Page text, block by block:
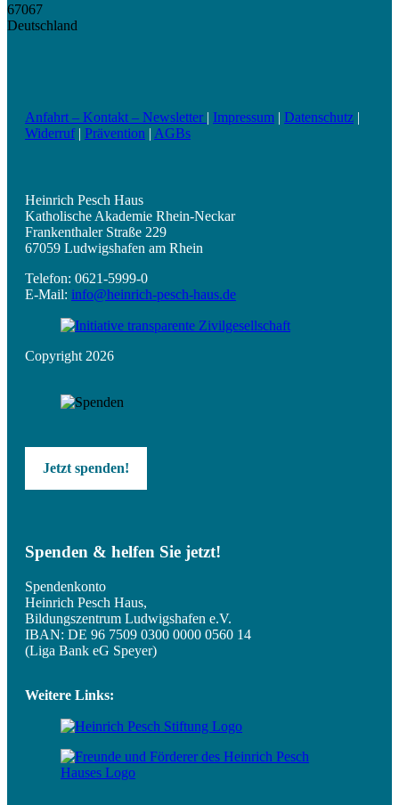
67067
Deutschland
Anfahrt – Kontakt – Newsletter | Impressum | Datenschutz |
Widerruf| Prävention | AGBs
Heinrich Pesch Haus
Katholische Akademie Rhein-Neckar
Frankenthaler Straße 229
67059 Ludwigshafen am Rhein
Telefon: 0621-5999-0
E-Mail: info@heinrich-pesch-haus.de
Copyright 2026
Jetzt spenden!
Spenden & helfen Sie jetzt!
Spendenkonto
Heinrich Pesch Haus,
Bildungszentrum Ludwigshafen e.V.
IBAN: DE 96 7509 0300 0000 0560 14
(Liga Bank eG Speyer)
Weitere Links: